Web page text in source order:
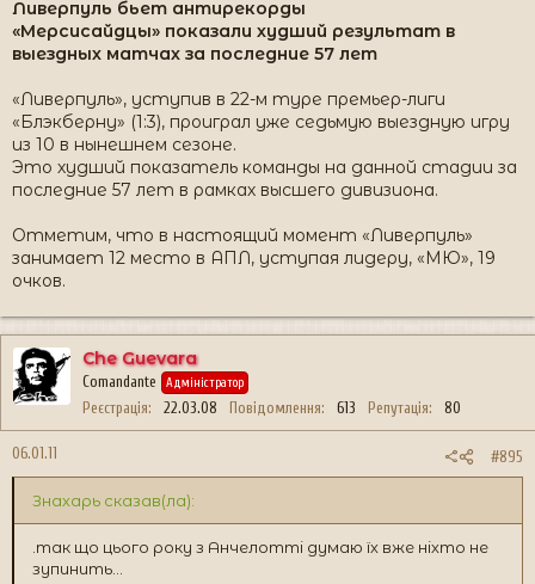
Ливерпуль бьет антирекорды
«Мерсисайдцы» показали худший результат в
выездных матчах за последние 57 лет
«Ливерпуль», уступив в 22-м туре премьер-лиги
«Блэкберну» (1:3), проиграл уже седьмую выездную игру
из 10 в нынешнем сезоне.
Это худший показатель команды на данной стадии за
последние 57 лет в рамках высшего дивизиона.
Отметим, что в настоящий момент «Ливерпуль»
занимает 12 место в АПЛ, уступая лидеру, «МЮ», 19
очков.
Che Guevara
Comandante Адміністратор
Реєстрація 22.03.08 Повідомлення 613 Репутація 80
06.01.11 #895
Знахарь сказав(ла):
.так що цього року з Анчелотті думаю їх вже ніхто не
зупинить...